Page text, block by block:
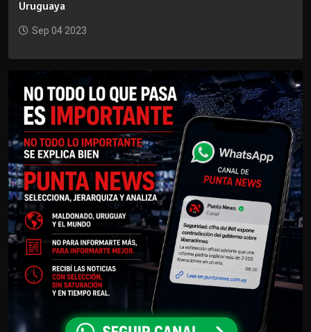
Uruguaya
Sep 04 2023